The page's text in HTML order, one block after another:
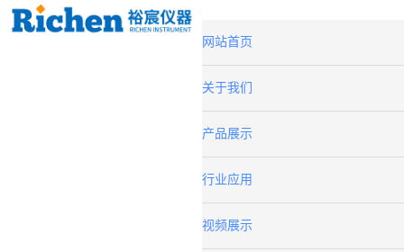
网站首页
关于我们
产品展示
行业应用
视频展示